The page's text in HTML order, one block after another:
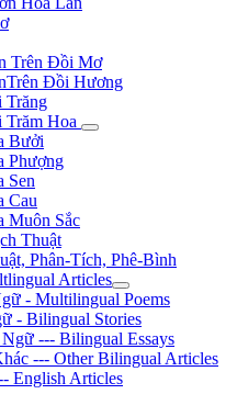
Trên Đồi Mơ
Đồi Hương
Trăng
Hoa
Bưởi
Phượng
Sen
Cau
Muôn Sắc
Thuật
Phân-Tích, Phê-Bình
Articles
- Multilingual Poems
- Bilingual Stories
--- Bilingual Essays
--- Other Bilingual Articles
English Articles